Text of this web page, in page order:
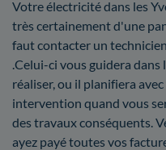
Votre électricité dans les
très certainement d'une
faut contacter un
.Celui-ci vous guidera dans
réaliser, ou il planifiera
intervention quand vous
des travaux conséquents.
ayez payé toutes vos